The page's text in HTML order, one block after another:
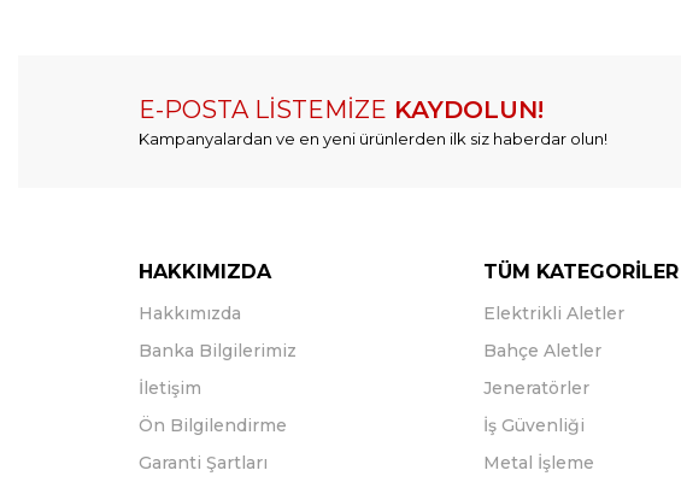
E-POSTA LİSTEMİZE KAYDOLUN!
Kampanyalardan ve en yeni ürünlerden ilk siz haberdar olun!
HAKKIMIZDA
Hakkımızda
Banka Bilgilerimiz
İletişim
Ön Bilgilendirme
Garanti Şartları
TÜM KATEGORİLER
Elektrikli Aletler
Bahçe Aletler
Jeneratörler
İş Güvenliği
Metal İşleme